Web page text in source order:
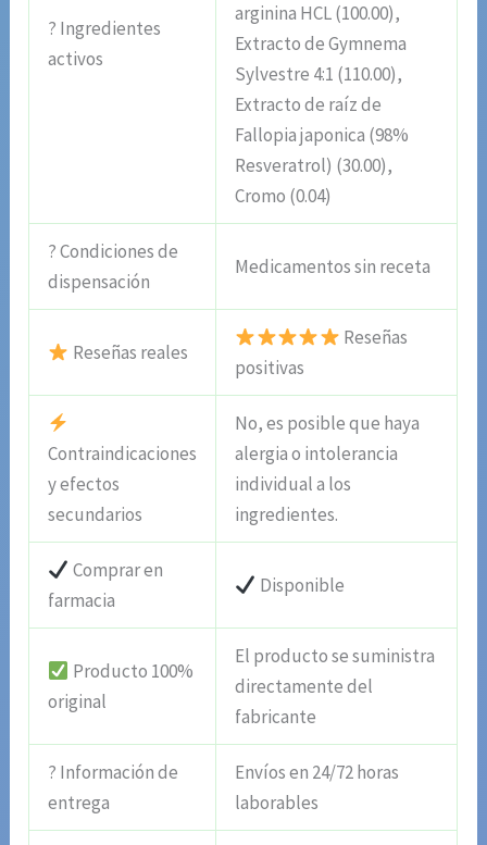
? Ingredientes
activos
arginina HCL (100.00),
Extracto de Gymnema
Sylvestre 4:1 (110.00),
Extracto de raíz de
Fallopia japonica (98%
Resveratrol) (30.00),
Cromo (0.04)
? Condiciones de
dispensación
Medicamentos sin receta
Reseñas reales
Reseñas
positivas
Contraindicaciones
y efectos
secundarios
No, es posible que haya
alergia o intolerancia
individual a los
ingredientes.
Comprar en
farmacia
Disponible
Producto 100%
original
El producto se suministra
directamente del
fabricante
? Información de
entrega
Envíos en 24/72 horas
laborables